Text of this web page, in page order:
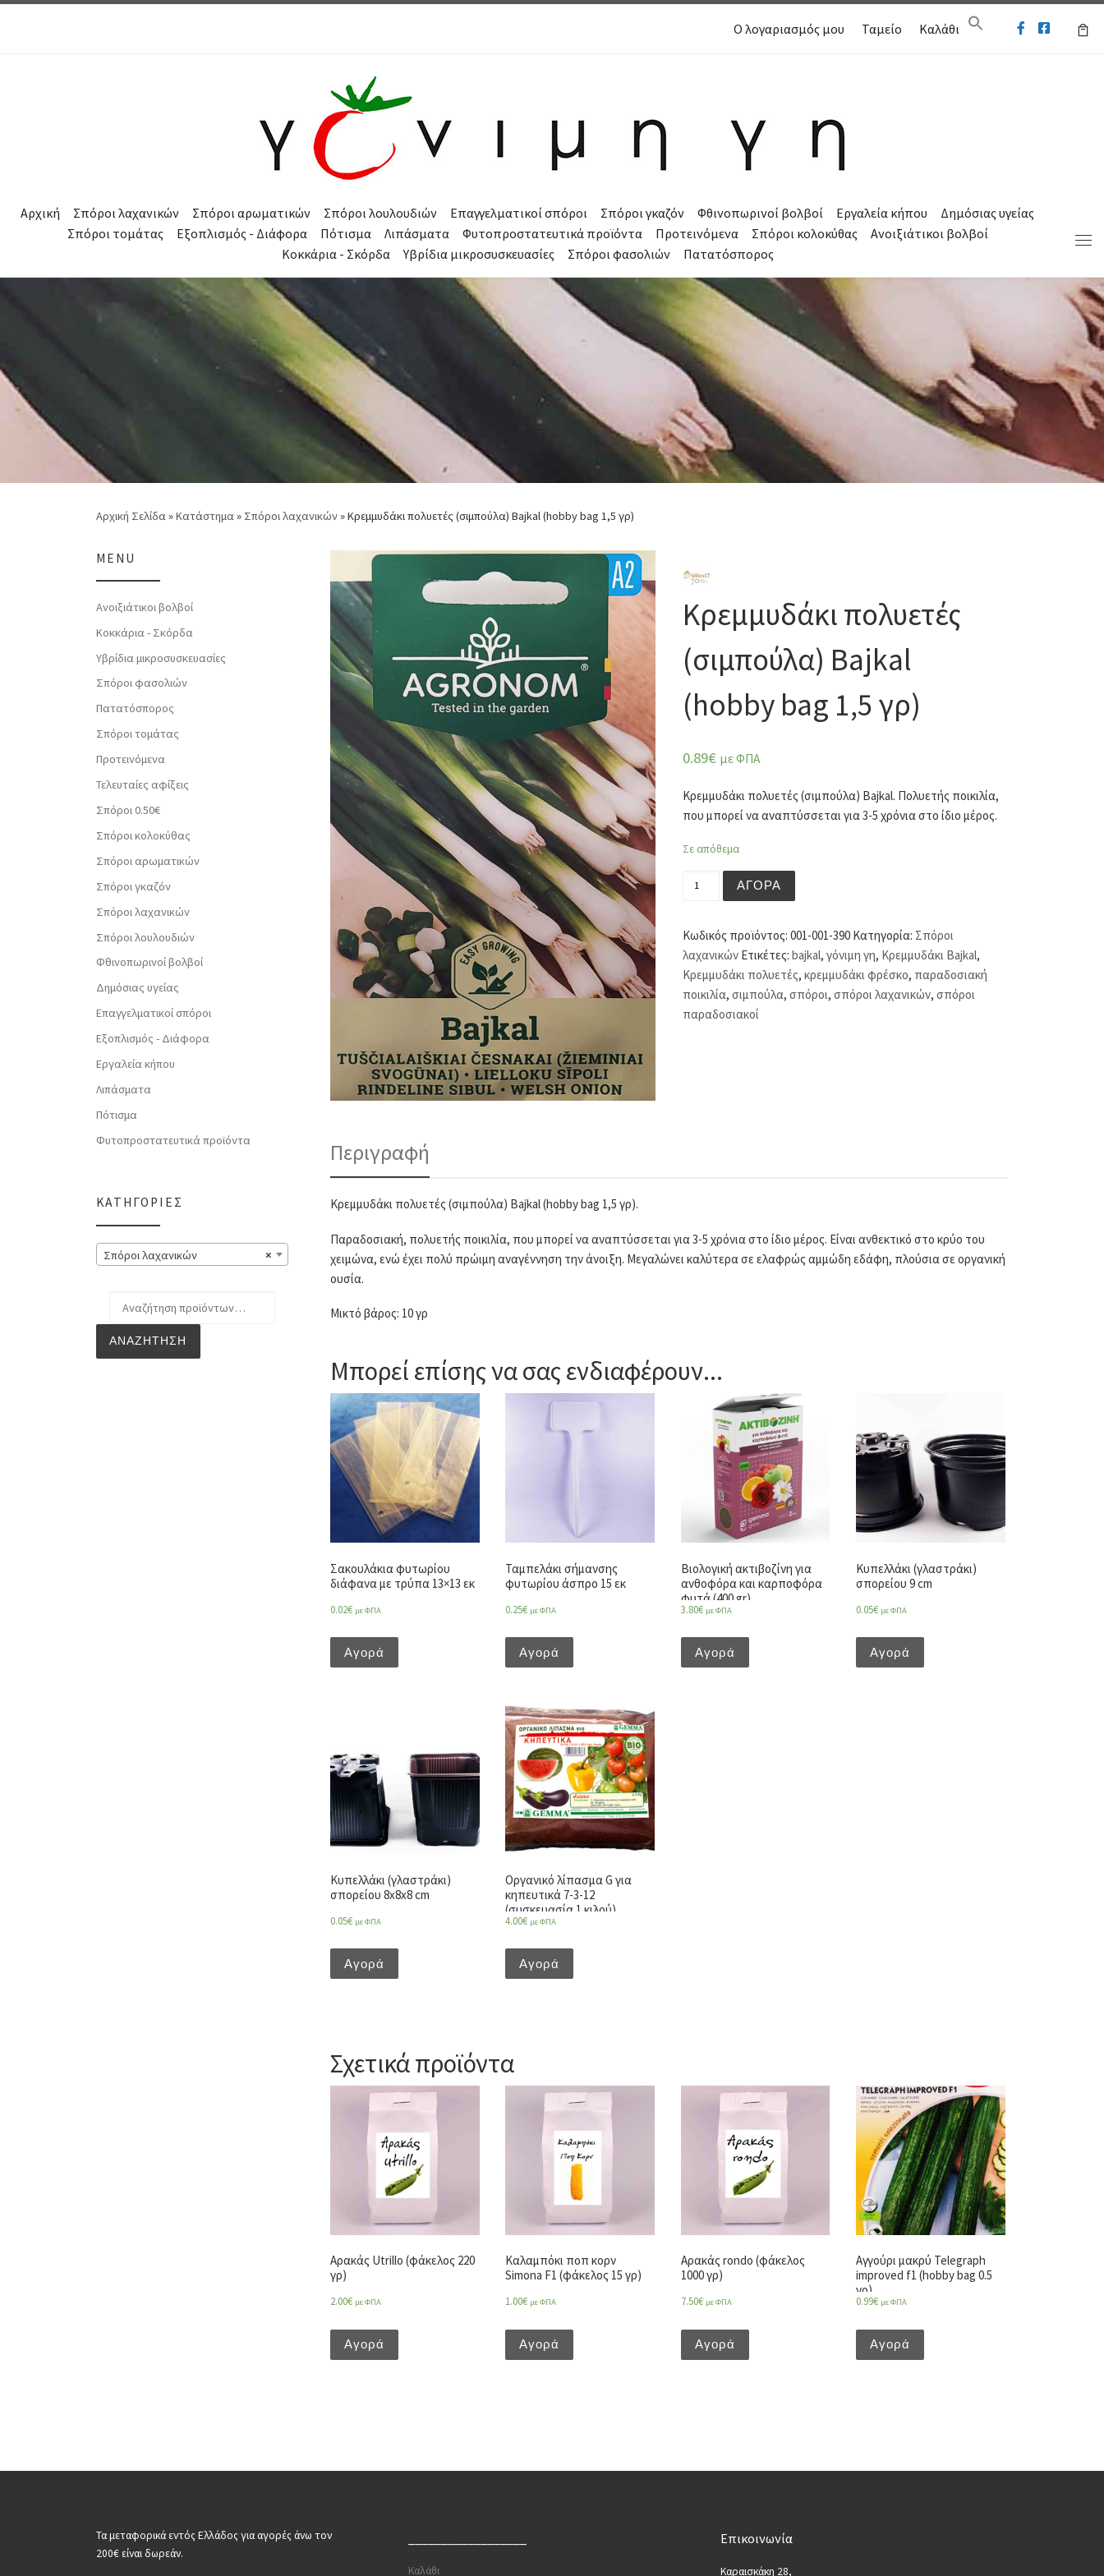
Ο λογαριασμός μου Ταμείο Καλάθι
Αρχική Σπόροι λαχανικών Σπόροι αρωματικών Σπόροι λουλουδιών Επαγγελματικοί σπόροι Σπόροι γκαζόν Φθινοπωρινοί βολβοί Εργαλεία κήπου
Δημόσιας υγείας
Σπόροι τομάτας
Εξοπλισμός - Διάφορα Πότισμα Λιπάσματα Φυτοπροστατευτικά προϊόντα Προτεινόμενα Σπόροι κολοκύθας
Ανοιξιάτικοι βολβοί
Κοκκάρια - Σκόρδα
Υβρίδια μικροσυσκευασίες Σπόροι φασολιών Πατατόσπορος
Αρχική Σελίδα »Κατάστημα » Σπόροι λαχανικών»Κρεμμυδάκι πολυετές (σιμπούλα) Bajkal (hobby bag 1,5 γρ)
Κρεμμυδάκι πολυετές
(σιμπούλα) Bajkal
(hobby bag 1,5 γρ)
0.89€ με ΦΠΑ
Κρεμμυδάκι πολυετές (σιμπούλα) Bajkal. Πολυετής ποικιλία,
που μπορεί να αναπτύσσεται για 3-5 χρόνια στο ίδιο μέρος.
Σε απόθεμα
Κρεμμυδάκι πολυετές (σιμπούλα) Bajkal (hobby bag 1,5 γρ)
ΑΓΟΡΆ
Κωδικός προϊόντος: 001-001-390 Κατηγορία: Σπόροι
λαχανικών Ετικέτες: bajkal, γόνιμη γη, Κρεμμυδάκι Bajkal,
Κρεμμυδάκι πολυετές, κρεμμυδάκι φρέσκο, παραδοσιακή
ποικιλία, σιμπούλα, σπόροι, σπόροι λαχανικών, σπόροι
παραδοσιακοί
Περιγραφή
Κρεμμυδάκι πολυετές (σιμπούλα) Bajkal (hobby bag 1,5 γρ).
Παραδοσιακή, πολυετής ποικιλία, που μπορεί να αναπτύσσεται για 3-5 χρόνια στο ίδιο μέρος. Είναι ανθεκτικό στο κρύο του
χειμώνα, ενώ έχει πολύ πρώιμη αναγέννηση την άνοιξη. Μεγαλώνει καλύτερα σε ελαφρώς αμμώδη εδάφη, πλούσια σε οργανική
ουσία.
Μικτό βάρος: 10 γρ
Μπορεί επίσης να σας ενδιαφέρουν...
Σακουλάκια φυτωρίου
διάφανα με τρύπα 13×13 εκ
0.02€ με ΦΠΑ
Αγορά
Ταμπελάκι σήμανσης
φυτωρίου άσπρο 15 εκ
0.25€ με ΦΠΑ
Αγορά
Βιολογική ακτιβοζίνη για
ανθοφόρα και καρποφόρα
φυτά (400 gr)
3.80€ με ΦΠΑ
Αγορά
Κυπελλάκι (γλαστράκι)
σπορείου 9 cm
0.05€ με ΦΠΑ
Αγορά
Κυπελλάκι (γλαστράκι)
σπορείου 8x8x8 cm
0.05€ με ΦΠΑ
Αγορά
Οργανικό λίπασμα G για
κηπευτικά 7-3-12
(συσκευασία 1 κιλού)
4.00€ με ΦΠΑ
Αγορά
Σχετικά προϊόντα
Αρακάς Utrillo (φάκελος 220
γρ)
2.00€ με ΦΠΑ
Αγορά
Καλαμπόκι ποπ κορν
Simona F1 (φάκελος 15 γρ)
1.00€ με ΦΠΑ
Αγορά
Αρακάς rondo (φάκελος
1000 γρ)
7.50€ με ΦΠΑ
Αγορά
Αγγούρι μακρύ Telegraph
improved f1 (hobby bag 0.5
γρ)
0.99€ με ΦΠΑ
Αγορά
MENU
Ανοιξιάτικοι βολβοί
Κοκκάρια - Σκόρδα
Υβρίδια μικροσυσκευασίες
Σπόροι φασολιών
Πατατόσπορος
Σπόροι τομάτας
Προτεινόμενα
Τελευταίες αφίξεις
Σπόροι 0.50€
Σπόροι κολοκύθας
Σπόροι αρωματικών
Σπόροι γκαζόν
Σπόροι λαχανικών
Σπόροι λουλουδιών
Φθινοπωρινοί βολβοί
Δημόσιας υγείας
Επαγγελματικοί σπόροι
Εξοπλισμός - Διάφορα
Εργαλεία κήπου
Λιπάσματα
Πότισμα
Φυτοπροστατευτικά προϊόντα
ΚΑΤΗΓΟΡΊΕΣ
×
Σπόροι λαχανικών
ΑΝΑΖΉΤΗΣΗ
Τα μεταφορικά εντός Ελλάδος για αγορές άνω τον
200€ είναι δωρεάν.
Καλάθι
Επικοινωνία
Καραισκάκη 28,